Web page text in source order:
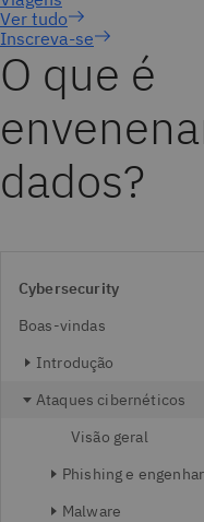
Inscreva-se
O que é
dados?
Cybersecurity
Boas-vindas
Introdução
Ataques cibernéticos
Visão geral
Phishing e
Malware